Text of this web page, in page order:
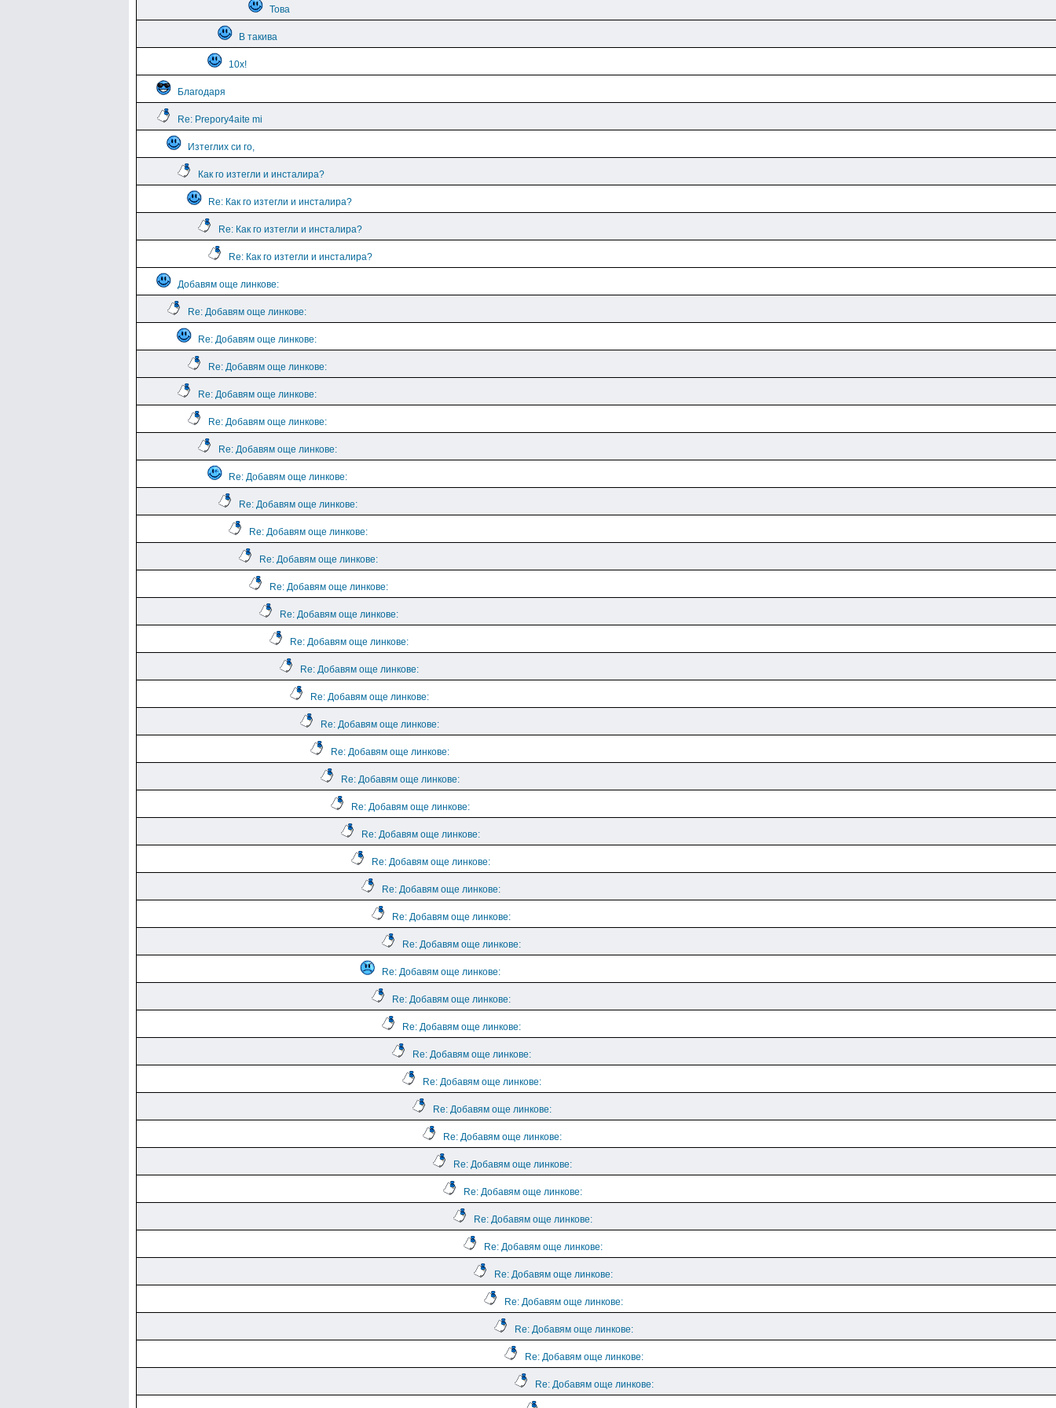
Това
В такива
10х!
Благодаря
Re: Prepory4aite mi
Изтеглих си го,
Как го изтегли и инсталира?
Re: Как го изтегли и инсталира?
Re: Как го изтегли и инсталира?
Re: Как го изтегли и инсталира?
Добавям още линкове:
Re: Добавям още линкове:
Re: Добавям още линкове:
Re: Добавям още линкове:
Re: Добавям още линкове:
Re: Добавям още линкове:
Re: Добавям още линкове:
Re: Добавям още линкове:
Re: Добавям още линкове:
Re: Добавям още линкове:
Re: Добавям още линкове:
Re: Добавям още линкове:
Re: Добавям още линкове:
Re: Добавям още линкове:
Re: Добавям още линкове:
Re: Добавям още линкове:
Re: Добавям още линкове:
Re: Добавям още линкове:
Re: Добавям още линкове:
Re: Добавям още линкове:
Re: Добавям още линкове:
Re: Добавям още линкове:
Re: Добавям още линкове:
Re: Добавям още линкове:
Re: Добавям още линкове:
Re: Добавям още линкове:
Re: Добавям още линкове:
Re: Добавям още линкове:
Re: Добавям още линкове:
Re: Добавям още линкове:
Re: Добавям още линкове:
Re: Добавям още линкове:
Re: Добавям още линкове:
Re: Добавям още линкове:
Re: Добавям още линкове:
Re: Добавям още линкове:
Re: Добавям още линкове:
Re: Добавям още линкове:
Re: Добавям още линкове:
Re: Добавям още линкове:
Re: Добавям още линкове: